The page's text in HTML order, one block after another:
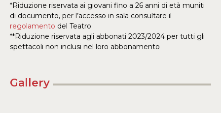
*Riduzione riservata ai giovani fino a 26 anni di età muniti
di documento, per l’accesso in sala consultare il
regolamento del Teatro
**Riduzione riservata agli abbonati 2023/2024 per tutti gli
spettacoli non inclusi nel loro abbonamento
Gallery